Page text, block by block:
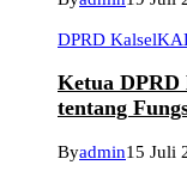
DPRD Kalsel
Ketua DPRD
tentang
Byadmin15 Juli